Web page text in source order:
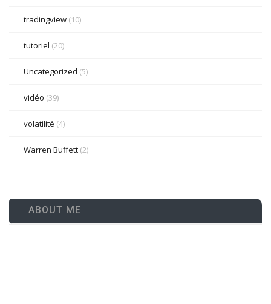
tradingview (10)
tutoriel (20)
Uncategorized (5)
vidéo (39)
volatilité (4)
Warren Buffett (2)
ABOUT ME